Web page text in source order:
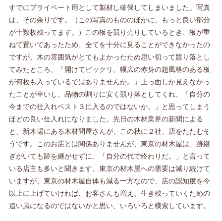
すでにプライベート用として製材し確保してしまいました。写真
は、その余りです。（この写真のもののほかに、もっと良い部分
が十数枚残ってます。）この板を競り売りしているとき、板が重
ねて置いてあったため、全てを十分に見ることができなかったの
ですが、木の雰囲気がとてもよかったため思い切って競り落とし
てみたところ、「開けてビックリ、幅広の赤身の超風格のある板
が何枚も入っているではありませんか。」上っ面しか見えなかっ
たことが幸いし、品物の割りに安く競り落としてくれ、「自分の
今までの仕入れベスト３に入るのではないか。」と思ってしまう
ほどの良い仕入れになりました。先日の木材業界の新聞による
と、新木場にある木材問屋さんが、この秋に２社、店をたたむそ
うです。このお店とは関係ありませんが、東京の材木屋は、跡継
ぎがいても跡を継がせずに、「自分の代で終わりだ。」と言って
いる店主も多いと聞きます。東京の材木屋への需要は減り続けて
いますが、東京の材木屋自体も減る一方なので、店の認知度を今
以上に上げていければ、お客さんも増え、生き残っていくための
追い風になるのではないかと思い、いろいろと模索しています。